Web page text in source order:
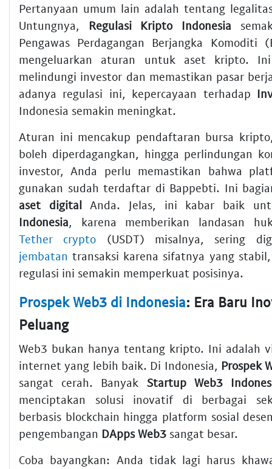
Pertanyaan umum lain adalah tentang
Untungnya,
Regulasi Kripto Indonesia
Pengawas Perdagangan Berjangka Komoditi
mengeluarkan aturan untuk aset kripto.
melindungi investor dan memastikan pasar
adanya regulasi ini, kepercayaan terhadap
Indonesia semakin meningkat.
Aturan ini mencakup pendaftaran bursa
boleh diperdagangkan, hingga perlindungan
investor, Anda perlu memastikan bahwa
gunakan sudah terdaftar di Bappebti. Ini
aset digitalAnda. Jelas, ini kabar baik
Indonesia, karena memberikan landasan
Tether crypto (USDT) misalnya, sering
jembatan transaksi karena sifatnya yang
regulasi ini semakin memperkuat posisinya.
Prospek Web3 di Indonesia: Era Baru
Peluang
Web3 bukan hanya tentang kripto. Ini adalah
internet yang lebih baik. Di Indonesia, Prospek
sangat cerah. Banyak Startup Web3
menciptakan solusi inovatif di berbagai
berbasis blockchain hingga platform sosial
pengembangan DApps Web3 sangat besar.
Coba bayangkan: Anda tidak lagi harus